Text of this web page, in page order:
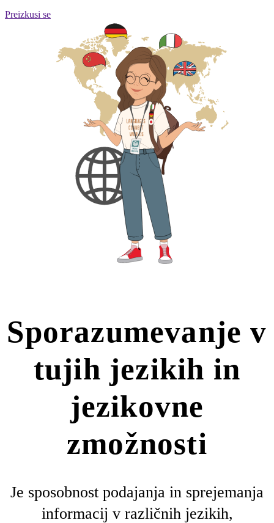
Preizkusi se
Sporazumevanje v
tujih jezikih in
jezikovne
zmožnosti
Je sposobnost podajanja in sprejemanja
informacij v različnih jezikih,